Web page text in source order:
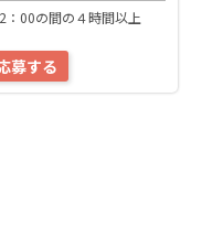
：00の間の４時間以上
募する